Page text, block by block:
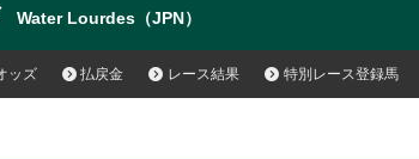
Water Lourdes（JPN）
ッズ 払戻金 レース結果 特別レース登録馬